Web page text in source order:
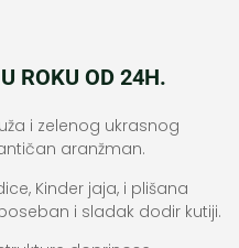
ROKU OD 24H.
i zelenog ukrasnog
aranžman.
Kinder jaja, i plišana
i sladak dodir kutiji.